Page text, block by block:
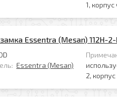
1,
Essentra (Mesan) 112H-2-
Essentra (Mesan)
2,